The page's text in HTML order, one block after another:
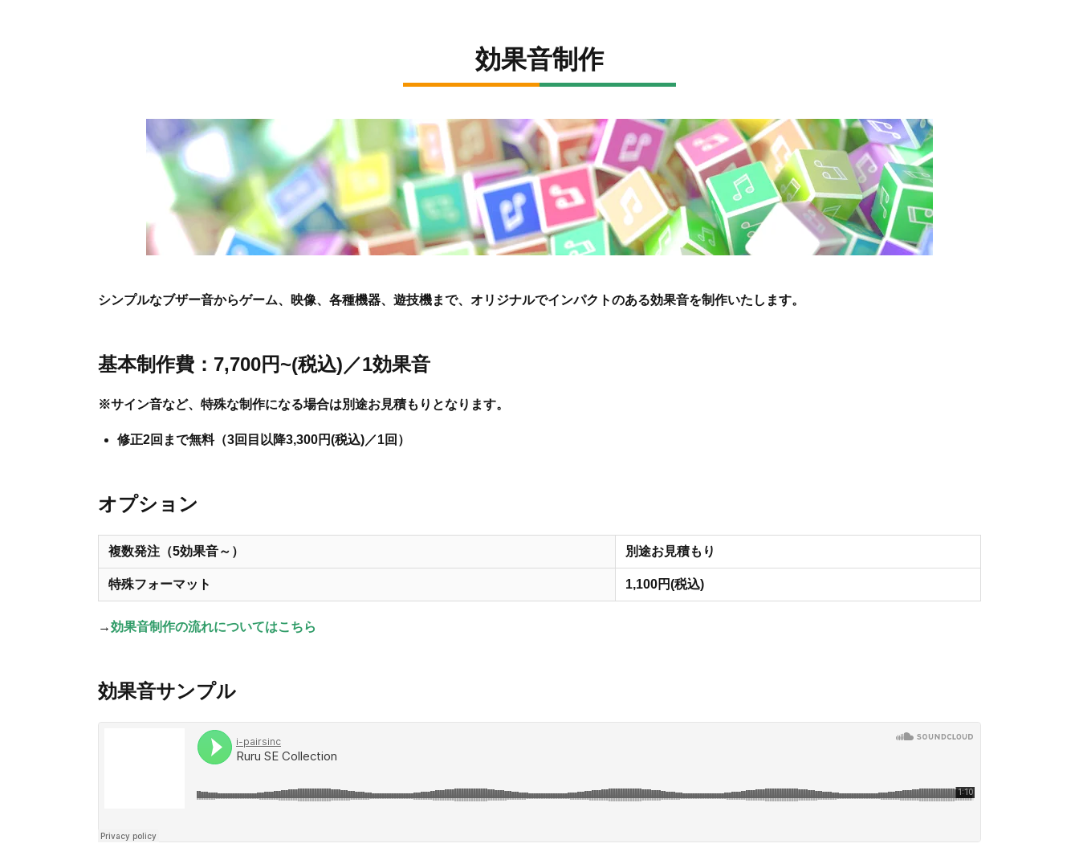
効果音制作
シンプルなブザー音からゲーム、映像、各種機器、遊技機まで、オリジナルでインパクトのある効果音を制作いたします。
基本制作費：7,700円~(税込)／1効果音
※サイン音など、特殊な制作になる場合は別途お見積もりとなります。
修正2回まで無料（3回目以降3,300円(税込)／1回）
オプション
複数発注（5効果音～） 別途お見積もり
特殊フォーマット 1,100円(税込)
→効果音制作の流れについてはこちら
効果音サンプル